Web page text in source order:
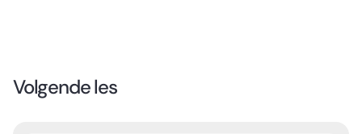
Volgende les